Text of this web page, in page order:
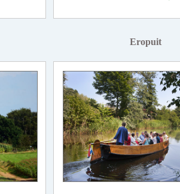
Eropuit